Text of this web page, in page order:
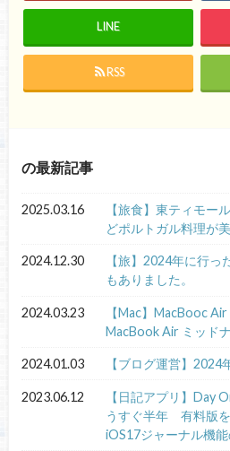
LINE
RSS
の最新記事
2025.03.16
【旅食】東ティモー
どポルトガル料理が
2024.12.30
【旅】2024年に行
もありました。
2024.03.23
【Mac】MacBooc
MacBook Air ミッド
2024.01.03 【ブログ運営】2024
2023.06.12
【日記アプリ】Day
うすぐ半年 有料版
iOS17ジャーナル機